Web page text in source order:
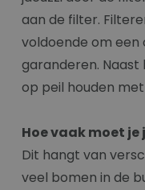
aan de filter.
voldoende om
garanderen.
op peil houden
Hoe vaak moet
Dit hangt van
veel bomen in de